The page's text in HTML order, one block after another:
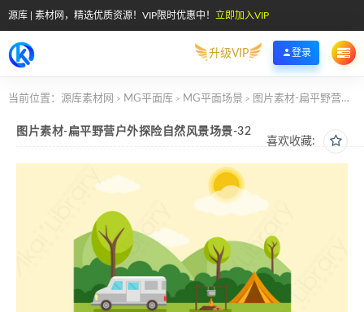
源库 | 素材网，精选优质资源！VIP限时优惠中！ 立即加入VIP
升级VIP 登录
当前位置： 源库素材网 > MG平面库 > MG平面场景 > 图片素材-扁平野营户外探险自然风景场景-32
喜欢收藏:
图片素材-扁平野营户外探险自然风景场景-32